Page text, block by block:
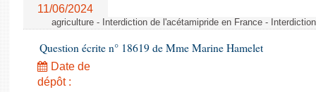
11/06/2024
agriculture - Interdiction de l'acétamipride en France -
Question écrite n° 18619 de Mme Marine Hamelet
Date de
dépôt :